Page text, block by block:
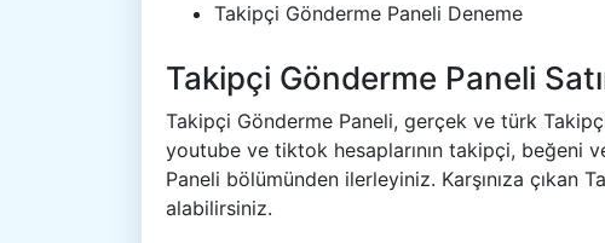
Takipçi Gönderme Paneli Deneme
Takipçi Gönderme Paneli
Takipçi Gönderme Paneli, gerçek ve türk
youtube ve tiktok hesaplarının takipçi, beğeni
Paneli bölümünden ilerleyiniz. Karşınıza çıkan
alabilirsiniz.